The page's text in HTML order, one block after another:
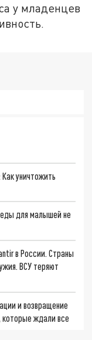
у младенцев
уничтожить
для малышей не
в России. Страны
ВСУ теряют
и возвращение
которые ждали все